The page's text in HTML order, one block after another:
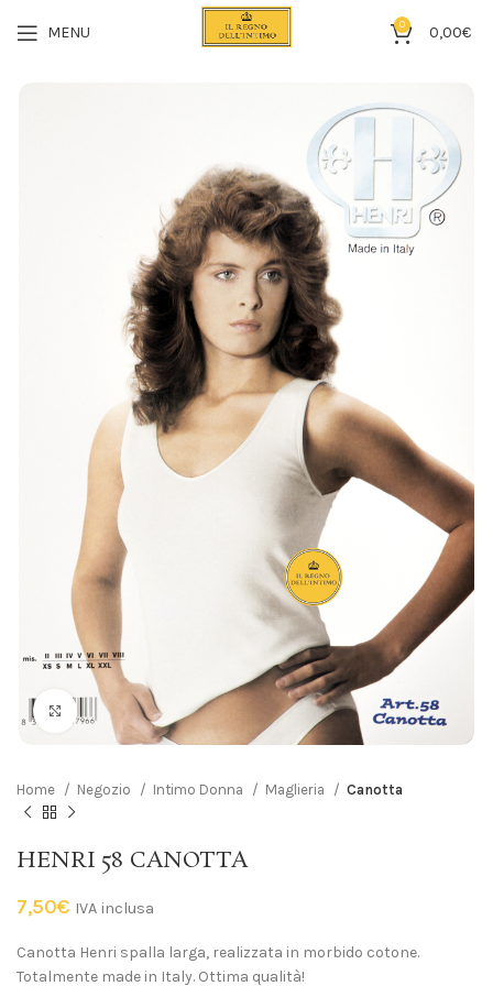
MENU 0 0,00€
Click to enlarge
Home Negozio Intimo Donna Maglieria Canotta
HENRI 58 CANOTTA
7,50€ IVA inclusa
Canotta Henri spalla larga, realizzata in morbido cotone.
Totalmente made in Italy. Ottima qualità!